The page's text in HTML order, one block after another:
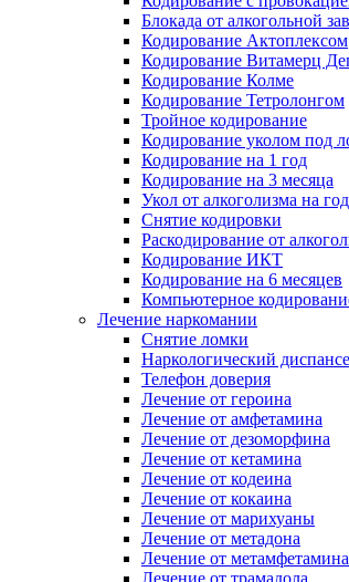
Блокада от алкогольной
Кодирование Актоплексом
Кодирование Витамерц
Кодирование Колме
Кодирование Тетролонгом
Тройное кодирование
Кодирование уколом под
Кодирование на 1 год
Кодирование на 3 месяца
Укол от алкоголизма на год
Снятие кодировки
Раскодирование от
Кодирование ИКТ
Кодирование на 6 месяцев
Компьютерное
Лечение наркомании
Снятие ломки
Наркологический
Телефон доверия
Лечение от героина
Лечение от амфетамина
Лечение от дезоморфина
Лечение от кетамина
Лечение от кодеина
Лечение от кокаина
Лечение от марихуаны
Лечение от метадона
Лечение от метамфетамина
Лечение от трамадола